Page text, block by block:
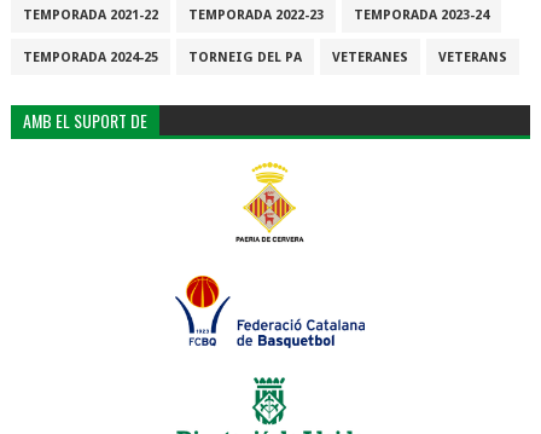
TEMPORADA 2021-22 TEMPORADA 2022-23 TEMPORADA 2023-24
TEMPORADA 2024-25 TORNEIG DEL PA VETERANES VETERANS
AMB EL SUPORT DE